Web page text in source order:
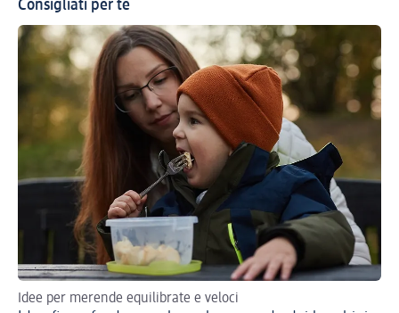
Consigliati per te
Idee per merende equilibrate e veloci